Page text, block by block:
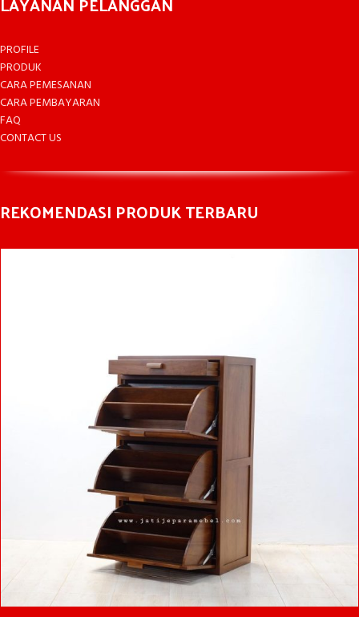
PROFILE
PRODUK
CARA PEMESANAN
CARA PEMBAYARAN
FAQ
CONTACT US
REKOMENDASI PRODUK TERBARU